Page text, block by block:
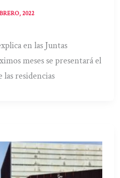
2022
en las Juntas
meses se presentará el
residencias